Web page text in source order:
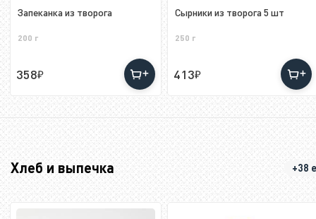
Запеканка из творога
200 г
358
Сырники из творога 5 шт
250 г
413
Хлеб и выпечка +38